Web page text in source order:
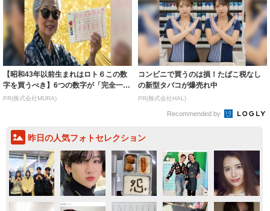
【昭和43年以前生まれはロト６この数
字を買うべき】6つの数字が「完全一
致」する方...
PR(株式会社MURA)
コンビニで買うのは損！たばこ税なし
の新型タバコが爆売れ中
PR(株式会社HAL)
Recommended by
昨日の人気フォトセレクション